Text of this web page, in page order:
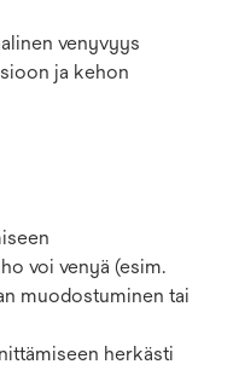
venyvyys
ja kehon
voi venyä (esim.
muodostuminen tai
herkästi